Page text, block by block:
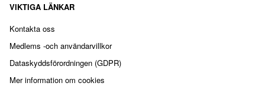
VIKTIGA LÄNKAR
Kontakta oss
Medlems -och användarvillkor
Dataskyddsförordningen (GDPR)
Mer information om cookies